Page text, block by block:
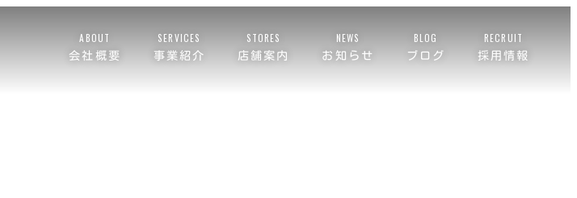
ABOUT
会社概要
SERVICES
事業紹介
STORES
店舗案内
NEWS
お知らせ
BLOG
ブログ
RECRUIT
採用情報